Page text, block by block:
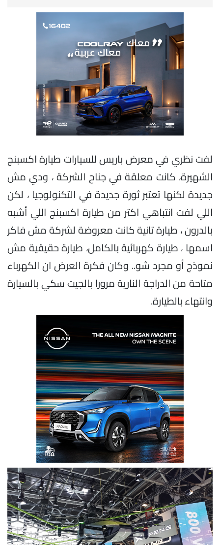
لفت نظري في معرض باريس للسيارات طيارة اكسبنج
الشهيرة، كانت معلقة في جناح الشركة ، ودي مش
جديدة لكنها تعتبر ثورة جديدة في التكنولوجيا ، لكن
اللي لفت انتباهي اكتر من طيارة اكسبنج اللي أشبه
بالدرون ، طيارة تانية كانت معروضة لشركة مش فاكر
اسمها ، طيارة كهربائية بالكامل، طيارة حقيقية مش
نموذج أو مجرد شو.. وكان فكرة العرض ان الكهرباء
متاحة من الدراجة النارية مرورا بالجيت سكي بالسيارة
وانتهاء بالطيارة.